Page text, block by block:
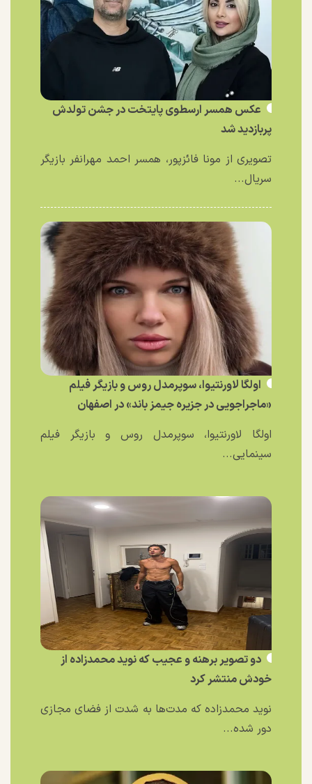
عکس همسر ارسطوی پایتخت در جشن تولدش
پربازدید شد
تصویری از مونا فائزپور، همسر احمد مهرانفر بازیگر
سریال...
اولگا لاورنتیوا، سوپرمدل روس و بازیگر فیلم
«ماجراجویی در جزیره جیمز باند» در اصفهان
اولگا لاورنتیوا، سوپرمدل روس و بازیگر فیلم
سینمایی...
دو تصویر برهنه و عجیب که نوید محمدزاده از
خودش منتشر کرد
نوید محمدزاده که مدت‌ها به شدت از فضای مجازی
دور شده...